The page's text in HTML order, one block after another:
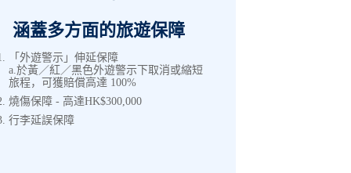
涵蓋多方面的旅遊保障
「外遊警示」伸延保障
a.於黃／紅／黑色外遊警示下取消或縮短
旅程，可獲賠償高達 100%
燒傷保障 - 高達HK$300,000
行李延誤保障